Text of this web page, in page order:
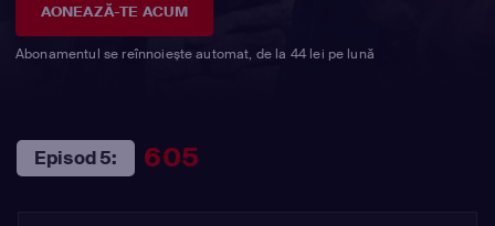
AONEAZĂ-TE ACUM
Abonamentul se reînnoiește automat, de la 44 lei pe lună
Episod 5: 605